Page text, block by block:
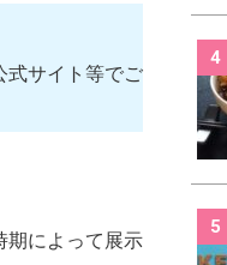
式サイト等でご
期によって展示